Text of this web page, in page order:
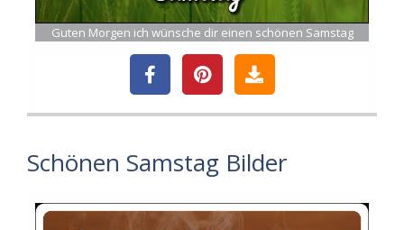
Guten Morgen ich wünsche dir einen schönen Samstag
Schönen Samstag Bilder